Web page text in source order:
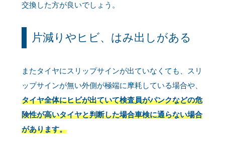
交換した方が良いでしょう。
片減りやヒビ、はみ出しがある
またタイヤにスリップサインが出ていなくても、スリ
ップサインが無い外側が極端に摩耗している場合や、
タイヤ全体にヒビが出ていて検査員がパンクなどの危
険性が高いタイヤと判断した場合車検に通らない場合
があります。